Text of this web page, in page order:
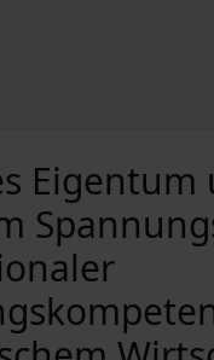
Eigentum